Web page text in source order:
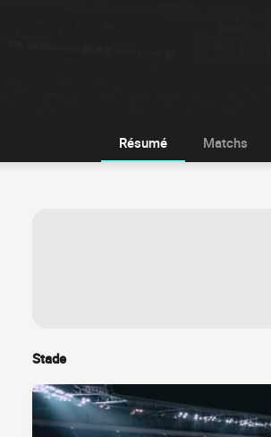
Résumé Matchs
Stade